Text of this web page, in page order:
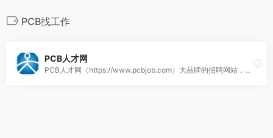
PCB找工作
PCB人才网
PCB人才网（https://www.pcbjob.com）大品牌的招聘网站，规模大信息真实的PCB专业招聘网站，最新招聘信息，PCB求职,PCB招聘,找工作，上PCB人才网!